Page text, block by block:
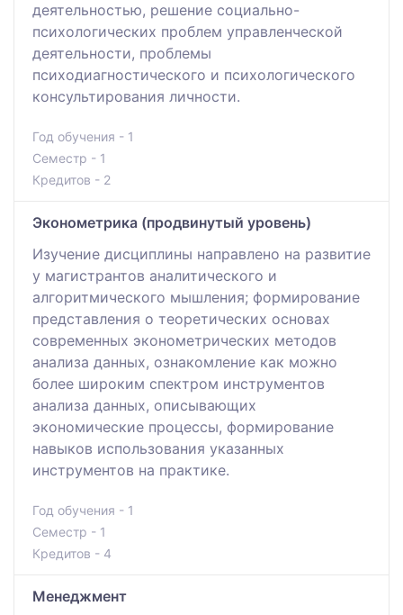
деятельностью, решение социально-
психологических проблем управленческой
деятельности, проблемы
психодиагностического и психологического
консультирования личности.
Год обучения - 1
Семестр - 1
Кредитов - 2
Эконометрика (продвинутый уровень)
Изучение дисциплины направлено на развитие
у магистрантов аналитического и
алгоритмического мышления; формирование
представления о теоретических основах
современных эконометрических методов
анализа данных, ознакомление как можно
более широким спектром инструментов
анализа данных, описывающих
экономические процессы, формирование
навыков использования указанных
инструментов на практике.
Год обучения - 1
Семестр - 1
Кредитов - 4
Менеджмент